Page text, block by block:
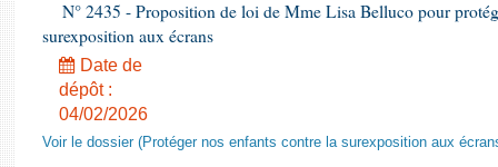
N° 2435 - Proposition de loi de Mme Lisa Belluco pour
surexposition aux écrans
Date de
dépôt :
04/02/2026
Voir le dossier (Protéger nos enfants contre la surexposition aux